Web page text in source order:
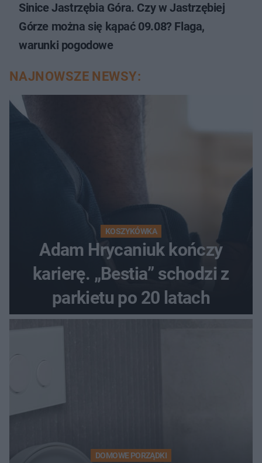
Sinice Jastrzębia Góra. Czy w Jastrzębiej
Górze można się kąpać 09.08? Flaga,
warunki pogodowe
NAJNOWSZE NEWSY:
KOSZYKÓWKA
Adam Hrycaniuk kończy
karierę. „Bestia” schodzi z
parkietu po 20 latach
DOMOWE PORZĄDKI